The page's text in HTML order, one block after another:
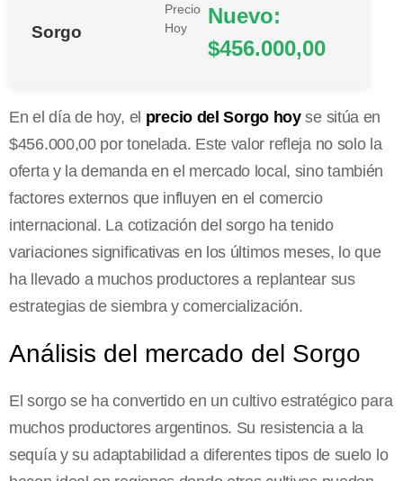
Sorgo
Precio
Hoy
Nuevo:
$456.000,00
En el día de hoy, el precio del Sorgo hoyse sitúa en
$456.000,00 por tonelada. Este valor refleja no solo la
oferta y la demanda en el mercado local, sino también
factores externos que influyen en el comercio
internacional. La cotización del sorgo ha tenido
variaciones significativas en los últimos meses, lo que
ha llevado a muchos productores a replantear sus
estrategias de siembra y comercialización.
Análisis del mercado del Sorgo
El sorgo se ha convertido en un cultivo estratégico para
muchos productores argentinos. Su resistencia a la
sequía y su adaptabilidad a diferentes tipos de suelo lo